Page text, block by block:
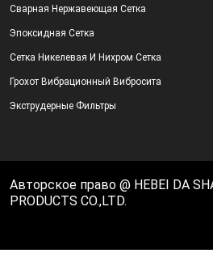
Сварная Нержавеющая Сетка
Эпоксидная Сетка
Сетка Никелевая И Нихром Сетка
Грохот Вибрационный Вибросита
Экструдерные Фильтры
Авторское право @ HEBEI DA
PRODUCTS CO.,LTD.